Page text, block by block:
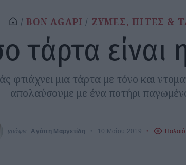
BON AGAPI ΖΥΜΕΣ, ΠΙΤΕΣ &
τάρτα είναι
φτιάχνει μια τάρτα με τόνο και
απολαύσουμε με ένα ποτήρι
γράφει: Αγάπη Μαργετίδη 10 Μαΐου 2019